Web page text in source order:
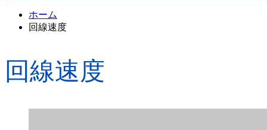
ホーム
回線速度
回線速度